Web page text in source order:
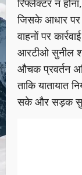
रिफ्लेक्टर न
जिसके आधार पर
वाहनों पर
आरटीओ सुनील
औचक प्रवर्तन
ताकि यातायात
सके और सड़क